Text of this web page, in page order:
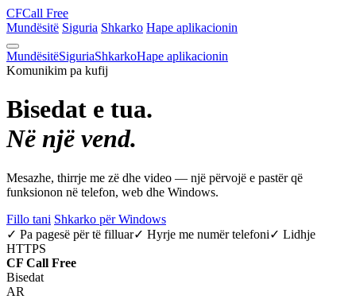
CFCall Free
Mundësitë Siguria Shkarko Hape aplikacionin
MundësitëSiguriaShkarkoHape aplikacionin
Komunikim pa kufij
Bisedat e tua.
Në një vend.
Mesazhe, thirrje me zë dhe video — një përvojë e pastër që
funksionon në telefon, web dhe Windows.
Fillo tani Shkarko për Windows
✓ Pa pagesë për të filluar✓ Hyrje me numër telefoni✓ Lidhje
HTTPS
CF Call Free
Bisedat
AR